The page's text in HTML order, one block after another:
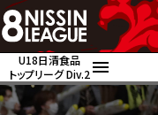
U18日清食品
トップリーグ Div.2